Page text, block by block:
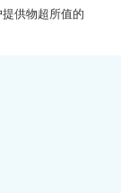
供物超所值的